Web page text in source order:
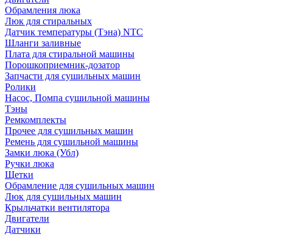
Обрамления люка
Люк для стиральных
Датчик температуры (Тэна) NTC
Шланги заливные
Плата для стиральной машины
Порошкоприемник-дозатор
Запчасти для сушильных машин
Ролики
Насос, Помпа сушильной машины
Тэны
Ремкомплекты
Прочее для сушильных машин
Ремень для сушильной машины
Замки люка (Убл)
Ручки люка
Щетки
Обрамление для сушильных машин
Люк для сушильных машин
Крыльчатки вентилятора
Двигатели
Датчики